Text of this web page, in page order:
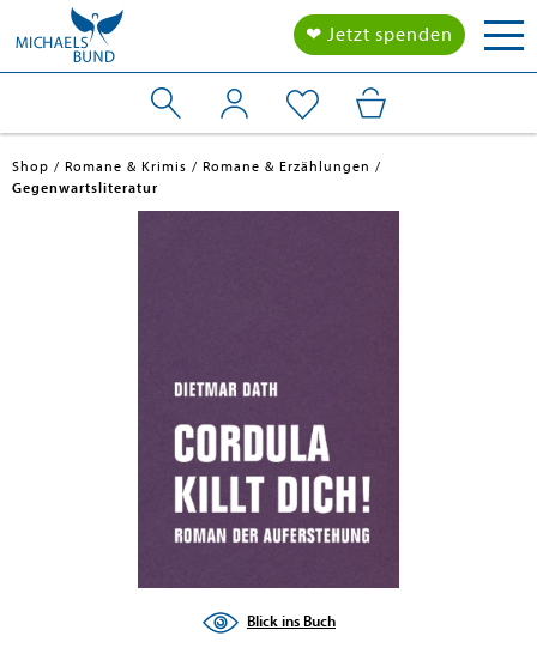
❤ Jetzt spenden
Shop Romane & Krimis
Romane & Erzählungen
Gegenwartsliteratur
Blick ins Buch